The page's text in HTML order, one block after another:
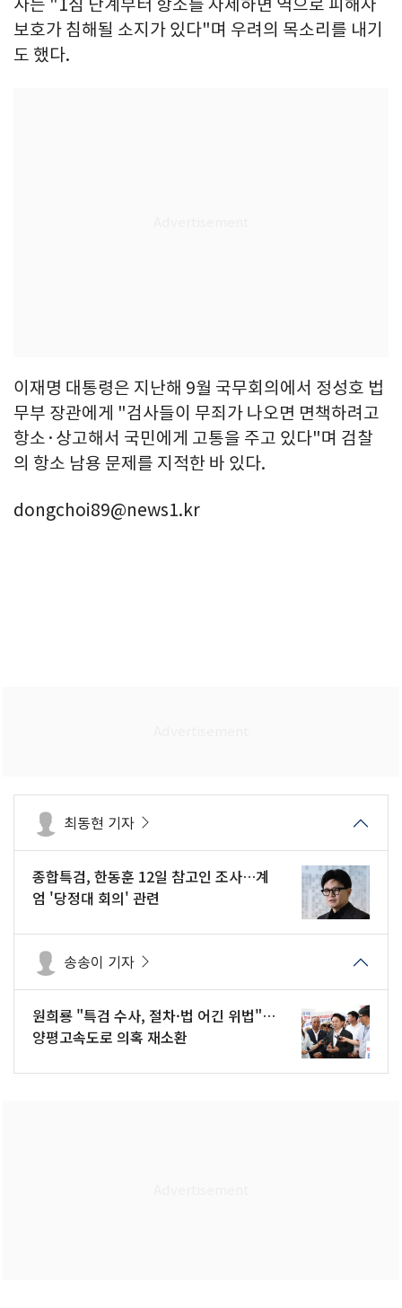
사는 "1심 단계부터 항소를 자제하면 역으로 피해자
보호가 침해될 소지가 있다"며 우려의 목소리를 내기
도 했다.
이재명 대통령은 지난해 9월 국무회의에서 정성호 법
무부 장관에게 "검사들이 무죄가 나오면 면책하려고
항소·상고해서 국민에게 고통을 주고 있다"며 검찰
의 항소 남용 문제를 지적한 바 있다.
dongchoi89@news1.kr
최동현 기자
종합특검, 한동훈 12일 참고인 조사…계
엄 '당정대 회의' 관련
송송이 기자
원희룡 "특검 수사, 절차·법 어긴 위법"…
양평고속도로 의혹 재소환